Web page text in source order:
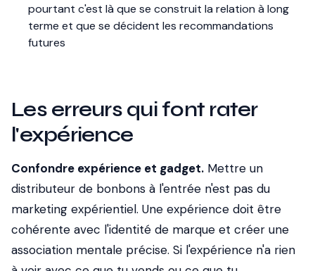
pourtant c'est là que se construit la relation à long
terme et que se décident les recommandations
futures
Les erreurs qui font rater
l'expérience
Confondre expérience et gadget. Mettre un
distributeur de bonbons à l'entrée n'est pas du
marketing expérientiel. Une expérience doit être
cohérente avec l'identité de marque et créer une
association mentale précise. Si l'expérience n'a rien